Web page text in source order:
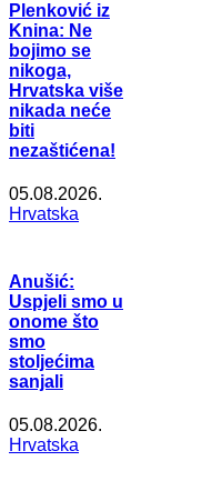
Plenković iz
Knina: Ne
bojimo se
nikoga,
Hrvatska više
nikada neće
biti
nezaštićena!
05.08.2026.
Hrvatska
Anušić:
Uspjeli smo u
onome što
smo
stoljećima
sanjali
05.08.2026.
Hrvatska